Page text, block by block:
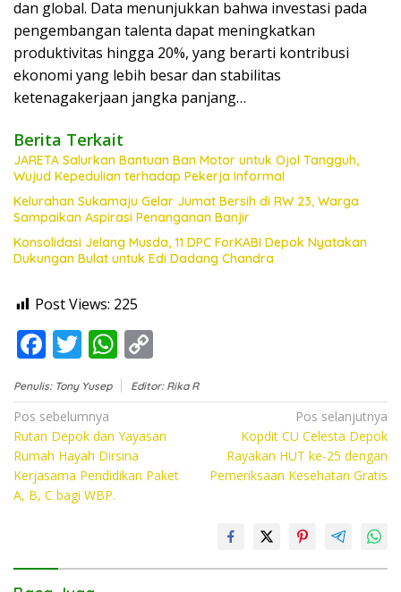
dan global. Data menunjukkan bahwa investasi pada
pengembangan talenta dapat meningkatkan
produktivitas hingga 20%, yang berarti kontribusi
ekonomi yang lebih besar dan stabilitas
ketenagakerjaan jangka panjang…
Berita Terkait
JARETA Salurkan Bantuan Ban Motor untuk Ojol Tangguh,
Wujud Kepedulian terhadap Pekerja Informal
Kelurahan Sukamaju Gelar Jumat Bersih di RW 23, Warga
Sampaikan Aspirasi Penanganan Banjir
Konsolidasi Jelang Musda, 11 DPC ForKABI Depok Nyatakan
Dukungan Bulat untuk Edi Dadang Chandra
Post Views: 225
F
ac
e
b
o
o
T
w
itt
er
W
h
at
s
A
p
o
p
y
n
Penulis: Tony Yusep Editor: Rika R
Navigasi
pos
Pos sebelumnya
Rutan Depok dan Yayasan
Rumah Hayah Dirsina
Kerjasama Pendidikan Paket
A, B, C bagi WBP.
Pos selanjutnya
Kopdit CU Celesta Depok
Rayakan HUT ke-25 dengan
Pemeriksaan Kesehatan Gratis